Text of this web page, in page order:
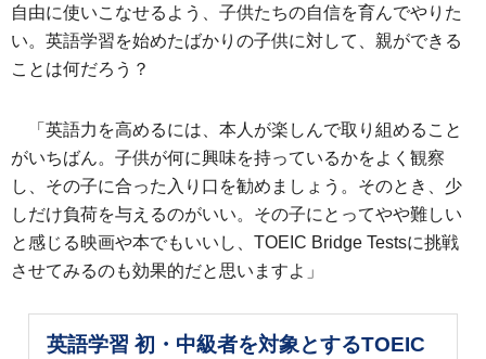
自由に使いこなせるよう、子供たちの自信を育んでやりた
い。英語学習を始めたばかりの子供に対して、親ができる
ことは何だろう？
「英語力を高めるには、本人が楽しんで取り組めること
がいちばん。子供が何に興味を持っているかをよく観察
し、その子に合った入り口を勧めましょう。そのとき、少
しだけ負荷を与えるのがいい。その子にとってやや難しい
と感じる映画や本でもいいし、TOEIC Bridge Testsに挑戦
させてみるのも効果的だと思いますよ」
英語学習 初・中級者を対象とするTOEIC